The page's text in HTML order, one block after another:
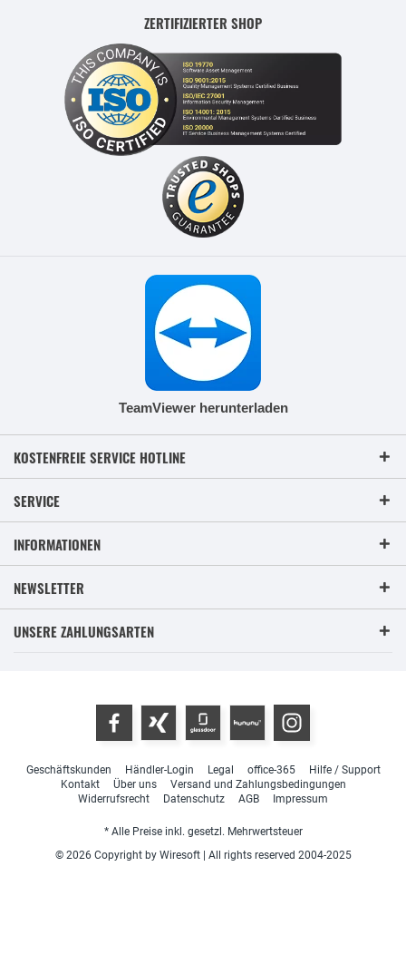
ZERTIFIZIERTER SHOP
TeamViewer herunterladen
KOSTENFREIE SERVICE HOTLINE
SERVICE
INFORMATIONEN
NEWSLETTER
UNSERE ZAHLUNGSARTEN
Geschäftskunden Händler-Login Legal office-365
Hilfe / Support
Kontakt
Über uns
Versand und Zahlungsbedingungen
Widerrufsrecht
Datenschutz AGB Impressum
* Alle Preise inkl. gesetzl. Mehrwertsteuer
© 2026 Copyright by Wiresoft | All rights reserved 2004-2025